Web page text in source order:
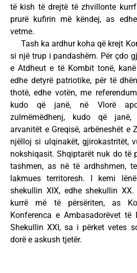
të kish të drejtë të zhvillonte
prurë kufirin më këndej, as
vetme.
Tash ka ardhur koha që krejt
si një trup i pandashëm. Për çdo
e Atdheut e të Kombit tonë,
edhe detyrë patriotike, për të
thotë, edhe votën, me
kudo që janë, në Vlorë
zulmëmëdhenj, kudo që janë,
arvanitët e Greqisë, arbëneshët e
njëlloj si ulqinakët, gjirokastritët,
nokshiqasit. Shqiptarët nuk do të
tashmen, as në të ardhshmen,
lakmues territoresh. I kemi
shekullin XIX, edhe shekullin
kurrë më të përsëriten, as
Konferenca e Ambasadorëvet të
Shekullin XXI, sa i përket vetes
dorë e askush tjetër.